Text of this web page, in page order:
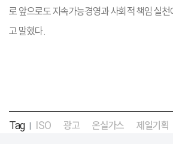
로 앞으로도 지속가능경영과 사회적 책임 실
고 말했다.
Tag | ISO 광고 온실가스 제일기획